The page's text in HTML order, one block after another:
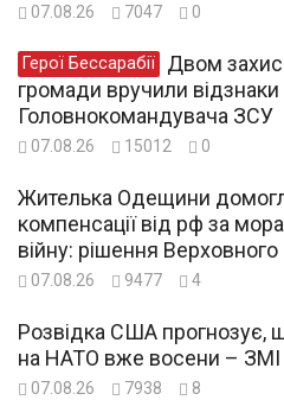
07.08.26 7047 0
Герої Бессарабії
громади вручили
Головнокомандувача ЗСУ
07.08.26 15012 0
Жителька Одещини
компенсації від рф за
війну: рішення
07.08.26 9477 4
Розвідка США прогнозує,
на НАТО вже восени – ЗМІ
07.08.26 7938 8